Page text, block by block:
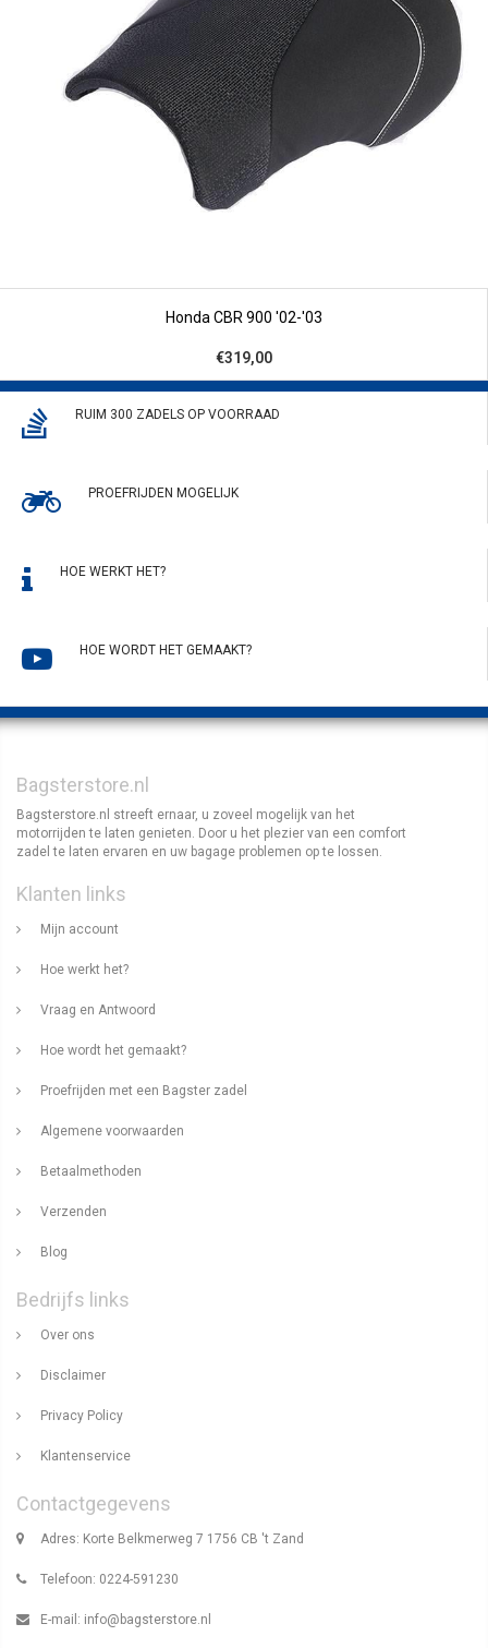
Honda CBR 900 '02-'03
€319,00
RUIM 300 ZADELS OP VOORRAAD
PROEFRIJDEN MOGELIJK
HOE WERKT HET?
HOE WORDT HET GEMAAKT?
Bagsterstore.nl
Bagsterstore.nl streeft ernaar, u zoveel mogelijk van het
motorrijden te laten genieten. Door u het plezier van een comfort
zadel te laten ervaren en uw bagage problemen op te lossen.
Klanten links
Mijn account
Hoe werkt het?
Vraag en Antwoord
Hoe wordt het gemaakt?
Proefrijden met een Bagster zadel
Algemene voorwaarden
Betaalmethoden
Verzenden
Blog
Bedrijfs links
Over ons
Disclaimer
Privacy Policy
Klantenservice
Contactgegevens
Adres: Korte Belkmerweg 7 1756 CB 't Zand
Telefoon: 0224-591230
E-mail: info@bagsterstore.nl